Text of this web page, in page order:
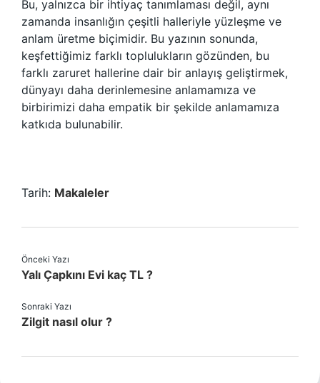
Bu, yalnızca bir ihtiyaç tanımlaması değil, aynı
zamanda insanlığın çeşitli halleriyle yüzleşme ve
anlam üretme biçimidir. Bu yazının sonunda,
keşfettiğimiz farklı toplulukların gözünden, bu
farklı zaruret hallerine dair bir anlayış geliştirmek,
dünyayı daha derinlemesine anlamamıza ve
birbirimizi daha empatik bir şekilde anlamamıza
katkıda bulunabilir.
Tarih: Makaleler
Önceki Yazı
Yalı Çapkını Evi kaç TL ?
Sonraki Yazı
Zilgit nasıl olur ?